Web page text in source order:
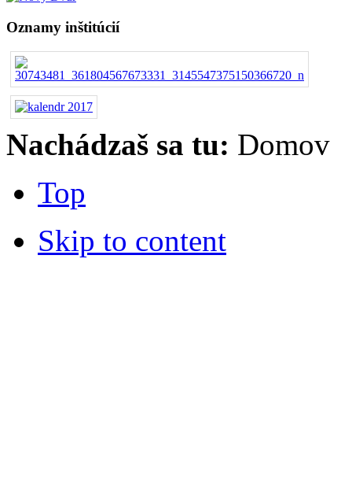
Oznamy inštitúcií
Nachádzaš sa tu: Domov
Top
Skip to content